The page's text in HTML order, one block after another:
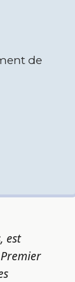
de
est